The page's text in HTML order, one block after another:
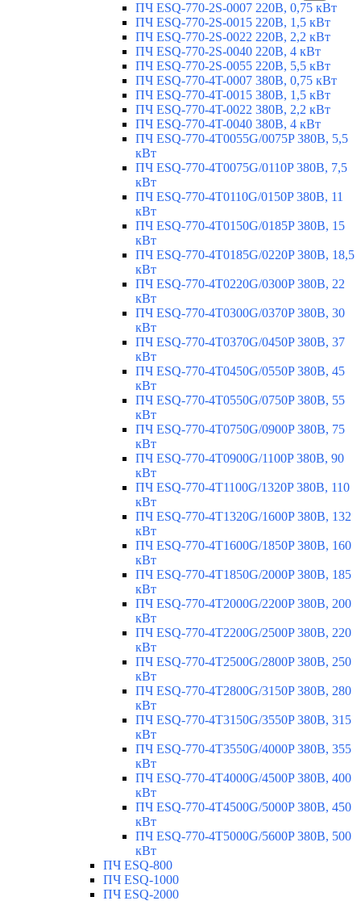
ПЧ ESQ-770-2S-0007 220В, 0,75 кВт
ПЧ ESQ-770-2S-0015 220В, 1,5 кВт
ПЧ ESQ-770-2S-0022 220В, 2,2 кВт
ПЧ ESQ-770-2S-0040 220В, 4 кВт
ПЧ ESQ-770-2S-0055 220В, 5,5 кВт
ПЧ ESQ-770-4T-0007 380В, 0,75 кВт
ПЧ ESQ-770-4T-0015 380В, 1,5 кВт
ПЧ ESQ-770-4T-0022 380В, 2,2 кВт
ПЧ ESQ-770-4T-0040 380В, 4 кВт
ПЧ ESQ-770-4T0055G/0075P 380В, 5,5
кВт
ПЧ ESQ-770-4T0075G/0110P 380В, 7,5
кВт
ПЧ ESQ-770-4T0110G/0150P 380В, 11
кВт
ПЧ ESQ-770-4T0150G/0185P 380В, 15
кВт
ПЧ ESQ-770-4T0185G/0220P 380В, 18,5
кВт
ПЧ ESQ-770-4T0220G/0300P 380В, 22
кВт
ПЧ ESQ-770-4T0300G/0370P 380В, 30
кВт
ПЧ ESQ-770-4T0370G/0450P 380В, 37
кВт
ПЧ ESQ-770-4T0450G/0550P 380В, 45
кВт
ПЧ ESQ-770-4T0550G/0750P 380В, 55
кВт
ПЧ ESQ-770-4T0750G/0900P 380В, 75
кВт
ПЧ ESQ-770-4T0900G/1100P 380В, 90
кВт
ПЧ ESQ-770-4T1100G/1320P 380В, 110
кВт
ПЧ ESQ-770-4T1320G/1600P 380В, 132
кВт
ПЧ ESQ-770-4T1600G/1850P 380В, 160
кВт
ПЧ ESQ-770-4T1850G/2000P 380В, 185
кВт
ПЧ ESQ-770-4T2000G/2200P 380В, 200
кВт
ПЧ ESQ-770-4T2200G/2500P 380В, 220
кВт
ПЧ ESQ-770-4T2500G/2800P 380В, 250
кВт
ПЧ ESQ-770-4T2800G/3150P 380В, 280
кВт
ПЧ ESQ-770-4T3150G/3550P 380В, 315
кВт
ПЧ ESQ-770-4T3550G/4000P 380В, 355
кВт
ПЧ ESQ-770-4T4000G/4500P 380В, 400
кВт
ПЧ ESQ-770-4T4500G/5000P 380В, 450
кВт
ПЧ ESQ-770-4T5000G/5600P 380В, 500
кВт
ПЧ ESQ-800
ПЧ ESQ-1000
ПЧ ESQ-2000